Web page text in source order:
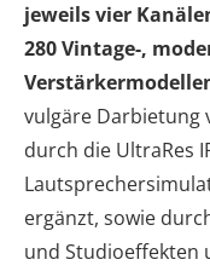
jeweils vier
280 Vintage-,
vulgäre Darbietung
durch die UltraRes
ergänzt, sowie
und Studioeffekten